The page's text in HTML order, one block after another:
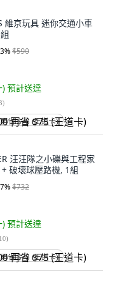
維京玩具 迷你交通小車
%$590
) 預計送達
)
省 $75 (王道卡)
汪汪隊之小礫與工程家
破壞球壓路機, 1組
%$732
) 預計送達
10)
省 $75 (王道卡)